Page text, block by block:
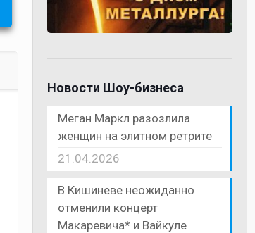
Новости Шоу-бизнеса
Меган Маркл разозлила
женщин на элитном ретрите
21.04.2026
В Кишиневе неожиданно
отменили концерт
Макаревича* и Вайкуле